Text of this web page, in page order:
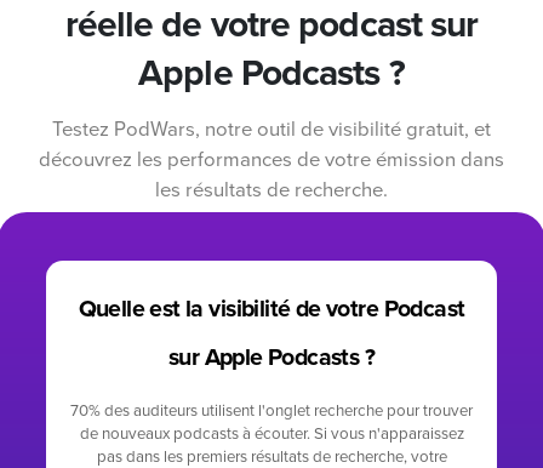
réelle de votre podcast sur
Apple Podcasts ?
Testez PodWars, notre outil de visibilité gratuit, et
découvrez les performances de votre émission dans
les résultats de recherche.
Quelle est la visibilité de votre Podcast
sur Apple Podcasts ?
70% des auditeurs utilisent l'onglet recherche pour trouver
de nouveaux podcasts à écouter. Si vous n'apparaissez
pas dans les premiers résultats de recherche, votre